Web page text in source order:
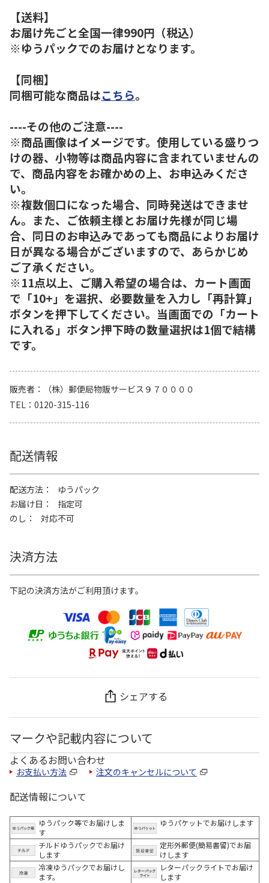
【送料】
お届け先ごと全国一律990円（税込）
※ゆうパックでのお届けとなります。
【同梱】
同梱可能な商品はこちら。
----その他のご注意----
※商品画像はイメージです。使用している盛りつ
けの器、小物等は商品内容に含まれていませんの
で、商品内容をお確かめの上、お申込みくださ
い。
※複数個口になった場合、同時発送はできませ
ん。また、ご依頼主様とお届け先様が同じ場
合、同日のお申込みであっても商品によりお届け
日が異なる場合がございますので、あらかじめ
ご了承ください。
※11点以上、ご購入希望の場合は、カート画面
で「10+」を選択、必要数量を入力し「再計算」
ボタンを押下してください。当画面での「カート
に入れる」ボタン押下時の数量選択は1個で結構
です。
販売者
（株）郵便局物販サービス９７００００
TEL
0120-315-116
配送情報
配送方法
ゆうパック
お届け日
指定可
のし
対応不可
決済方法
下記の決済方法がご利用頂けます。
シェアする
マークや記載内容について
よくあるお問い合わせ
お支払い方法 注文のキャンセルについて
配送情報について
ゆうパック等でお届けしま
す
ゆうパケットでお届けします
チルドゆうパックでお届け
します
定形外郵便(簡易書留)でお届
けします
冷凍ゆうパックでお届けし
ます。
レターパックライトでお届け
します